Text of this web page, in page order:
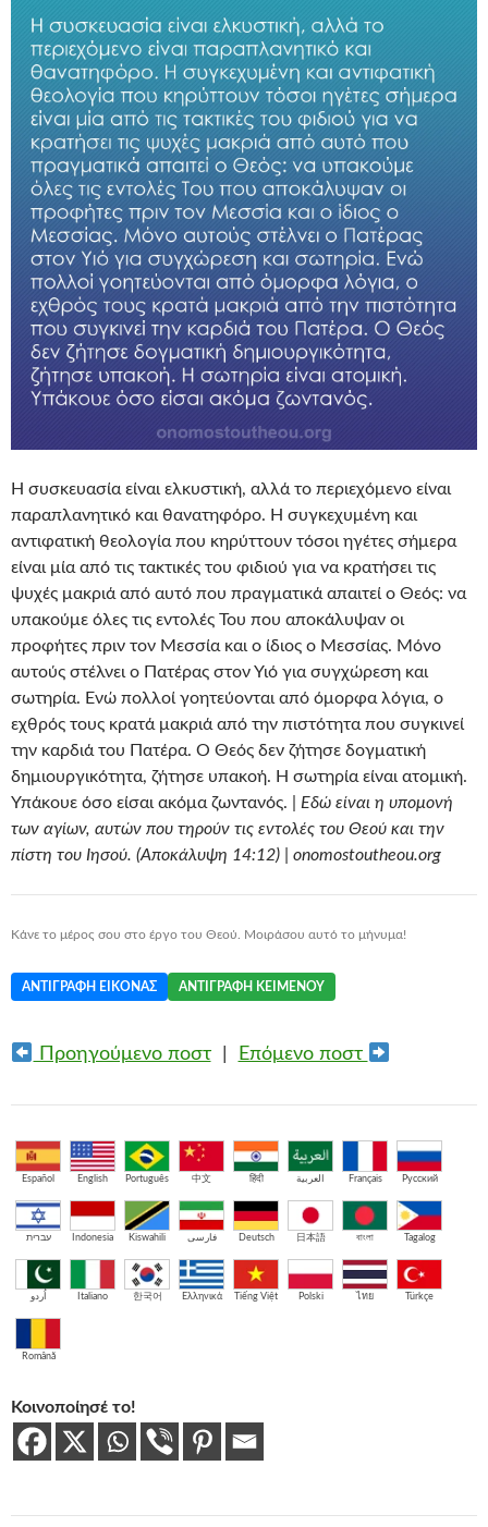
Η συσκευασία είναι ελκυστική, αλλά το περιεχόμενο είναι
παραπλανητικό και θανατηφόρο. Η συγκεχυμένη και
αντιφατική θεολογία που κηρύττουν τόσοι ηγέτες σήμερα
είναι μία από τις τακτικές του φιδιού για να κρατήσει τις
ψυχές μακριά από αυτό που πραγματικά απαιτεί ο Θεός: να
υπακούμε όλες τις εντολές Του που αποκάλυψαν οι
προφήτες πριν τον Μεσσία και ο ίδιος ο Μεσσίας. Μόνο
αυτούς στέλνει ο Πατέρας στον Υιό για συγχώρεση και
σωτηρία. Ενώ πολλοί γοητεύονται από όμορφα λόγια, ο
εχθρός τους κρατά μακριά από την πιστότητα που συγκινεί
την καρδιά του Πατέρα. Ο Θεός δεν ζήτησε δογματική
δημιουργικότητα, ζήτησε υπακοή. Η σωτηρία είναι ατομική.
Υπάκουε όσο είσαι ακόμα ζωντανός. | Εδώ είναι η υπομονή
των αγίων, αυτών που τηρούν τις εντολές του Θεού και την
πίστη του Ιησού. (Αποκάλυψη 14:12) | onomostoutheou.org
Κάνε το μέρος σου στο έργο του Θεού. Μοιράσου αυτό το μήνυμα!
ΑΝΤΙΓΡΑΦΉ ΕΙΚΌΝΑΣ ΑΝΤΙΓΡΑΦΉ ΚΕΙΜΈΝΟΥ
Προηγούμενο ποστ| Επόμενο ποστ
Español English Português 中文 हिंदी العربية Français Русский
עברית Indonesia Kiswahili فارسی Deutsch 日本語 বাংলা Tagalog
اُردو Italiano 한국어 Ελληνικά Tiếng Việt Polski ไทย Türkçe
Română
Κοινοποίησέ το!